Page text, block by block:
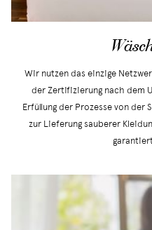
Wir nutzen das einzige
der Zertifizierung nach dem
Erfüllung der Prozesse von der
zur Lieferung sauberer